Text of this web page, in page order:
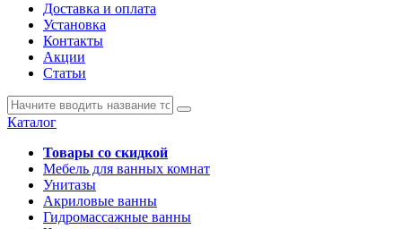
Доставка и оплата
Установка
Контакты
Акции
Статьи
Каталог
Товары со скидкой
Мебель для ванных комнат
Унитазы
Акриловые ванны
Гидромассажные ванны